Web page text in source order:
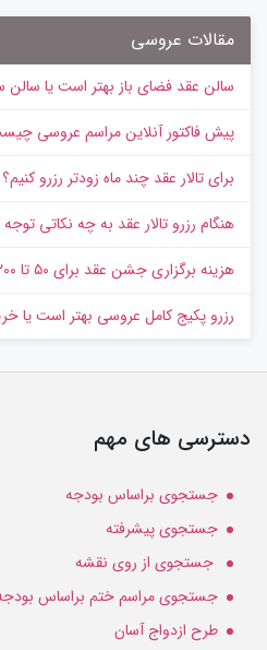
مقالات عروسی
سالن عقد فضای باز بهتر است یا سالن
پیش‌ فاکتور آنلاین مراسم عروسی
برای تالار عقد چند ماه زودتر رزرو کنیم؟
هنگام رزرو تالار عقد به چه نکاتی توجه
هزینه برگزاری جشن عقد برای ۵۰ تا ۲۰۰ نفر
رزرو پکیج کامل عروسی بهتر است یا
دسترسی های مهم
جستجوی براساس بودجه
جستجوی پیشرفته
جستجوی از روی نقشه
جستجوی مراسم ختم براساس
طرح ازدواج آسان